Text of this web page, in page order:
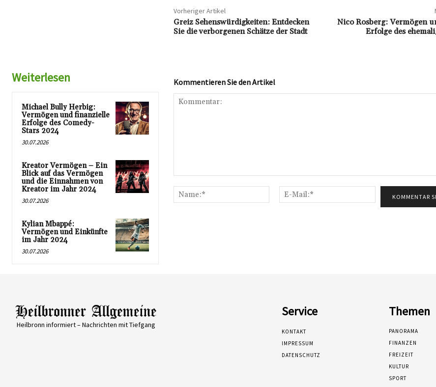
Vorheriger Artikel
Greiz Sehenswürdigkeiten: Entdecken
Sie die verborgenen Schätze der Stadt
Nico Rosberg: Vermögen
Erfolge des
Weiterlesen
Michael Bully Herbig:
Vermögen und finanzielle
Erfolge des Comedy-
Stars 2024
30.07.2026
Kreator Vermögen – Ein
Blick auf das Vermögen
und die Einnahmen von
Kreator im Jahr 2024
30.07.2026
Kylian Mbappé:
Vermögen und Einkünfte
im Jahr 2024
30.07.2026
Kommentieren Sie den Artikel
Name:*
Mail:*
Heilbronn informiert – Nachrichten mit Tiefgang
Service
KONTAKT
IMPRESSUM
DATENSCHUTZ
Themen
PANORAMA
FINANZEN
FREIZEIT
KULTUR
SPORT